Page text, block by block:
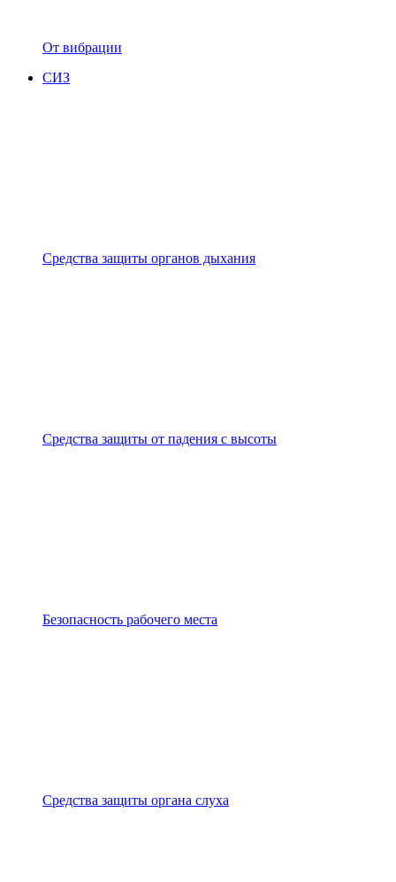
От вибрации
СИЗ
Средства защиты органов дыхания
Средства защиты от падения с высоты
Безопасность рабочего места
Средства защиты органа слуха